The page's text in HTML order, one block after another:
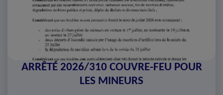
ARRÊTÉ 2026/310 COUVRE-FEU POUR
LES MINEURS